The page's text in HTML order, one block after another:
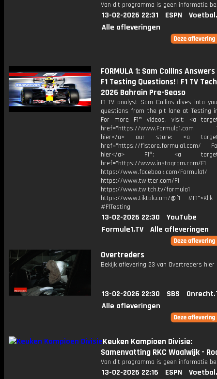
Van dit programma is geen informatie
13-02-2026 22:31 ESPN
Alle afleveringen
FORMULA 1: Sam Collins Answers
F1 Testing Questions! | F1 TV
2026 Bahrain Pre-Seaso
F1 TV analyst Sam Collins dives into
questions from the pit lane at Testing
For more F1® videos, visit: <a
href="https://www.Formula1.com
hier</a> our store: <a
href="https://f1store.formula1.com/
hier</a> F1®: <a
href="https://www.instagram.com/F1
https://www.facebook.com/Formula1/
https://www.twitter.com/F1
https://www.twitch.tv/formula1
https://www.tiktok.com/@f1
#F1Testing
13-02-2026 22:30
YouTube
Formule1.TV
Alle afleveringen
Overtreders
Bekijk aflevering 23 van Overtreders hier
13-02-2026 22:30 SBS
Alle afleveringen
Keuken Kampioen Divisie:
Samenvatting RKC Waalwijk -
Van dit programma is geen informatie
13-02-2026 22:16 ESPN